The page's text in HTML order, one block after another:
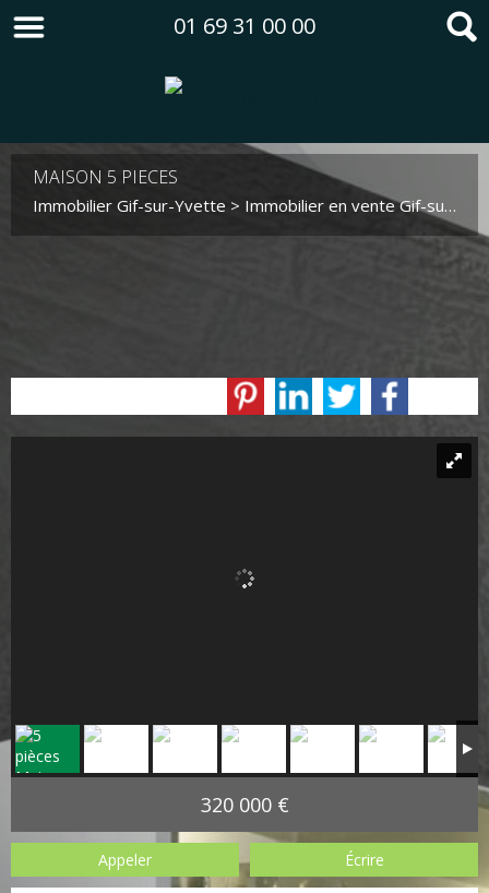
01 69 31 00 00
MAISON 5 PIECES
Immobilier Gif-sur-Yvette > Immobilier en vente Gif-sur-Yvette
320 000 €
Appeler Écrire